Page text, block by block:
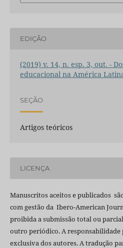
EDIÇÃO
(2019) v. 14, n. esp. 3, out. -
educacional na América
SEÇÃO
Artigos teóricos
LICENÇA
Manuscritos aceitos e publicados
com gestão da Ibero-American
proibida a submissão total ou
outro periódico. A responsabilidade
exclusiva dos autores. A tradução